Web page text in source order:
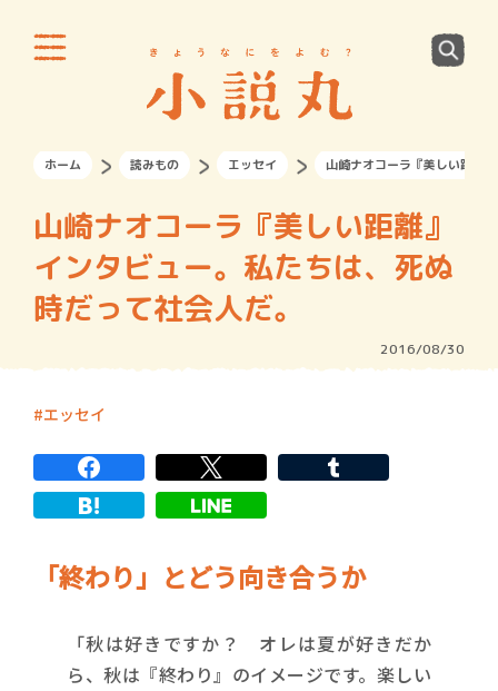
ホーム 読みもの エッセイ 山崎ナオコーラ『美しい距離
山崎ナオコーラ『美しい距離』
インタビュー。私たちは、死ぬ
時だって社会人だ。
2016/08/30
エッセイ
「終わり」とどう向き合うか
「秋は好きですか？ オレは夏が好きだか
ら、秋は『終わり』のイメージです。楽しい